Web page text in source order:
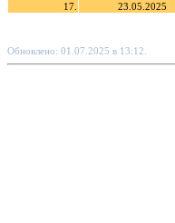
17.
23.05.2025
Обновлено: 01.07.2025 в 13:12.